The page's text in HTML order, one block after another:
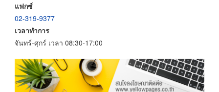
แฟกซ์
02-319-9377
เวลาทำการ
จันทร์-ศุกร์ เวลา 08:30-17:00